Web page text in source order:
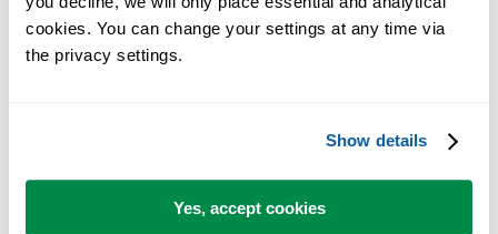
cookies. You can change your settings at any time via
the privacy settings.
Show details
Yes, accept cookies
Puede empezar de inmediato. No se necesita formación.
Utilizado por equipos en más de 28.500 organizaciones.